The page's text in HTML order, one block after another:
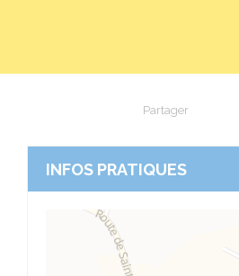
Partager
INFOS PRATIQUES